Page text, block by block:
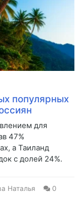
популярных
для
47%
а Таиланд
с долей 24%.
Наталья 0